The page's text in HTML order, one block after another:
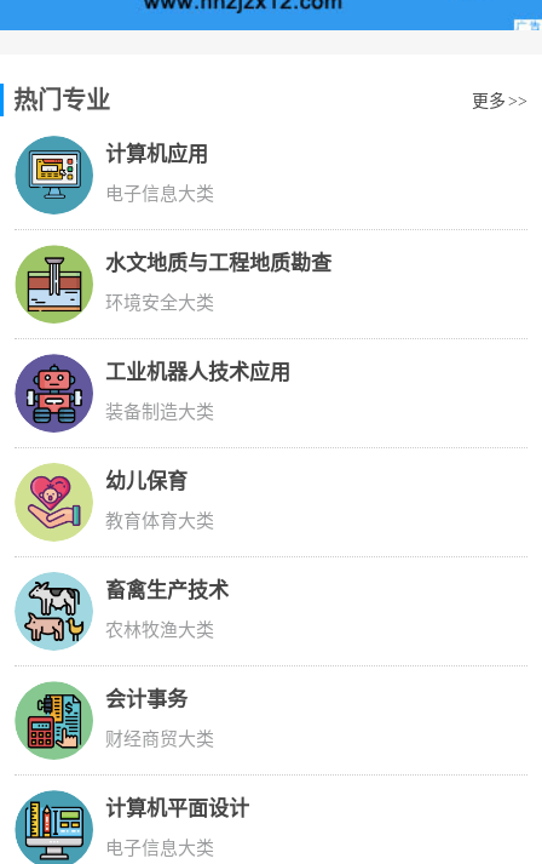
热门专业 更多 >>
计算机应用
电子信息大类
水文地质与工程地质勘查
环境安全大类
工业机器人技术应用
装备制造大类
幼儿保育
教育体育大类
畜禽生产技术
农林牧渔大类
会计事务
财经商贸大类
计算机平面设计
电子信息大类